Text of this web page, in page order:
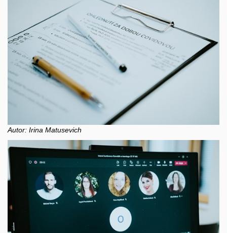
Autor: Irina Matusevich